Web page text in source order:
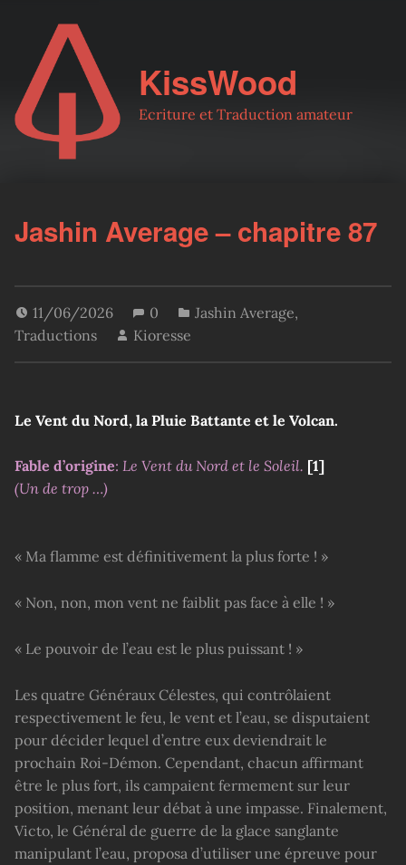
KissWood
Ecriture et Traduction amateur
Jashin Average – chapitre 87
11/06/2026 0 Jashin Average,
Traductions
Kioresse
Le Vent du Nord, la Pluie Battante et le Volcan.
Fable d’origine: Le Vent du Nord et le Soleil. [1]
(Un de trop …)
« Ma flamme est définitivement la plus forte ! »
« Non, non, mon vent ne faiblit pas face à elle ! »
« Le pouvoir de l’eau est le plus puissant ! »
Les quatre Généraux Célestes, qui contrôlaient
respectivement le feu, le vent et l’eau, se disputaient
pour décider lequel d’entre eux deviendrait le
prochain Roi-Démon. Cependant, chacun affirmant
être le plus fort, ils campaient fermement sur leur
position, menant leur débat à une impasse. Finalement,
Victo, le Général de guerre de la glace sanglante
manipulant l’eau, proposa d’utiliser une épreuve pour